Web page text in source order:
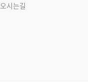
오시는길